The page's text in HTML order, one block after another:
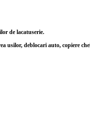
de lacatuserie.
deblocari auto, copiere